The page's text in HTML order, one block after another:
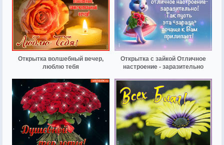
Открытка волшебный вечер,
люблю тебя
Открытка с зайкой Отличное
настроение - заразительно